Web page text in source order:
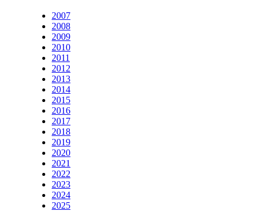
2007
2008
2009
2010
2011
2012
2013
2014
2015
2016
2017
2018
2019
2020
2021
2022
2023
2024
2025